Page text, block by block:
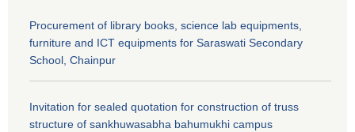
Procurement of library books, science lab equipments,
furniture and ICT equipments for Saraswati Secondary
School, Chainpur
Invitation for sealed quotation for construction of truss
structure of sankhuwasabha bahumukhi campus